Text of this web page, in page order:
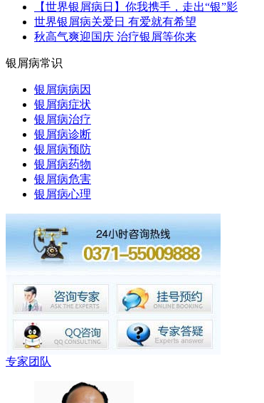
【世界银屑病日】你我携手，走出“银”影
世界银屑病关爱日 有爱就有希望
秋高气爽迎国庆 治疗银屑等你来
银屑病常识
银屑病病因
银屑病症状
银屑病治疗
银屑病诊断
银屑病预防
银屑病药物
银屑病危害
银屑病心理
专家团队